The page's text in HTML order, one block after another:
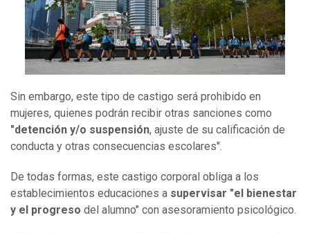
Sin embargo, este tipo de castigo será prohibido en
mujeres, quienes podrán recibir otras sanciones como
"detención y/o suspensión, ajuste de su calificación de
conducta y otras consecuencias escolares".
De todas formas, este castigo corporal obliga a los
establecimientos educaciones a supervisar "el bienestar
y el progreso del alumno" con asesoramiento psicológico.